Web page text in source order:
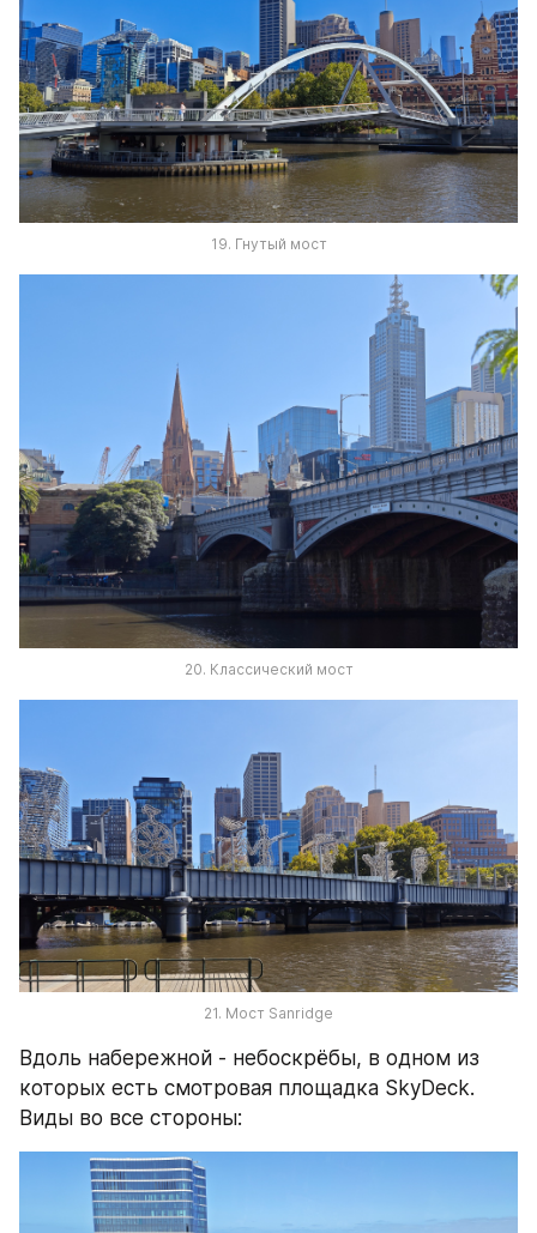
19. Гнутый мост
20. Классический мост
21. Мост Sanridge
Вдоль набережной - небоскрёбы, в одном из
которых есть смотровая площадка SkyDeck.
Виды во все стороны: